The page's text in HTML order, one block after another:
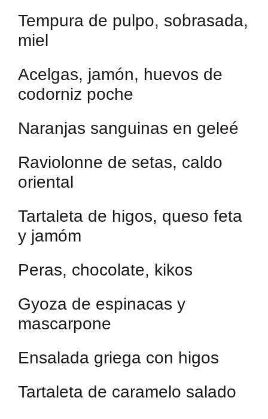
Tempura de pulpo, sobrasada,
miel
Acelgas, jamón, huevos de
codorniz poche
Naranjas sanguinas en geleé
Raviolonne de setas, caldo
oriental
Tartaleta de higos, queso feta
y jamóm
Peras, chocolate, kikos
Gyoza de espinacas y
mascarpone
Ensalada griega con higos
Tartaleta de caramelo salado